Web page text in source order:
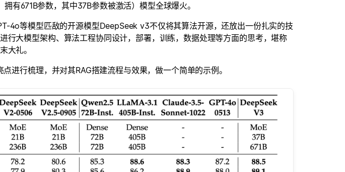
有671B参数，其中37B参数被激活）模型全球爆火。
4o等模型匹敌的开源模型DeepSeek v3不仅将其算法开源，还放出一份扎实的技
行大模型架构、算法工程协同设计，部署，训练，数据处理等方面的思考，堪称
大礼。
进行梳理，并对其RAG搭建流程与效果，做一个简单的示例。